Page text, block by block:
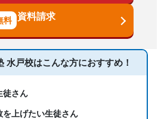
、現代文、古典（古文・漢文）、算
数学、理科、物理、化学、生物、地
社会、日本史、世界史、歴史総合、
経済、地理、英語、英会話、プログ
ング、小論文
資料請求
水戸校はこんな方におすすめ！
徒さん
を上げたい生徒さん